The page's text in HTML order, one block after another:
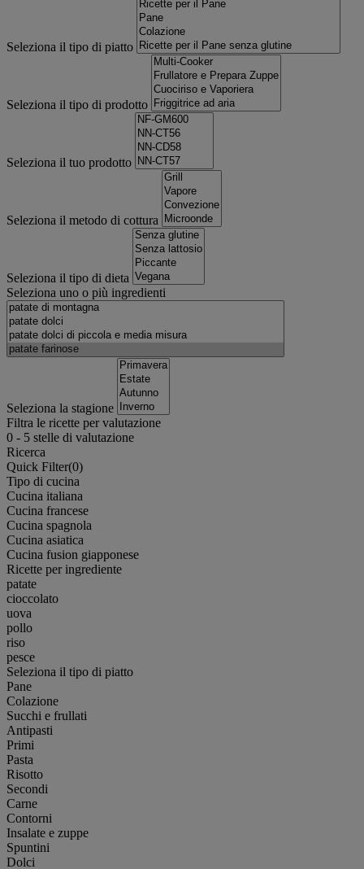
Seleziona il tipo di piatto
Seleziona il tipo di prodotto
Seleziona il tuo prodotto
Seleziona il metodo di cottura
Seleziona il tipo di dieta
Seleziona uno o più ingredienti
Seleziona la stagione
Filtra le ricette per valutazione
0 - 5 stelle di valutazione
Ricerca
Quick Filter(0)
Tipo di cucina
Cucina italiana
Cucina francese
Cucina spagnola
Cucina asiatica
Cucina fusion giapponese
Ricette per ingrediente
patate
cioccolato
uova
pollo
riso
pesce
Seleziona il tipo di piatto
Pane
Colazione
Succhi e frullati
Antipasti
Primi
Pasta
Risotto
Secondi
Carne
Contorni
Insalate e zuppe
Spuntini
Dolci